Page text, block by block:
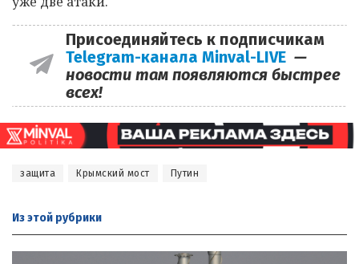
Присоединяйтесь к подписчикам
Telegram-канала Minval-LIVE —
новости там появляются быстрее
всех!
защита Крымский мост Путин
Из этой рубрики